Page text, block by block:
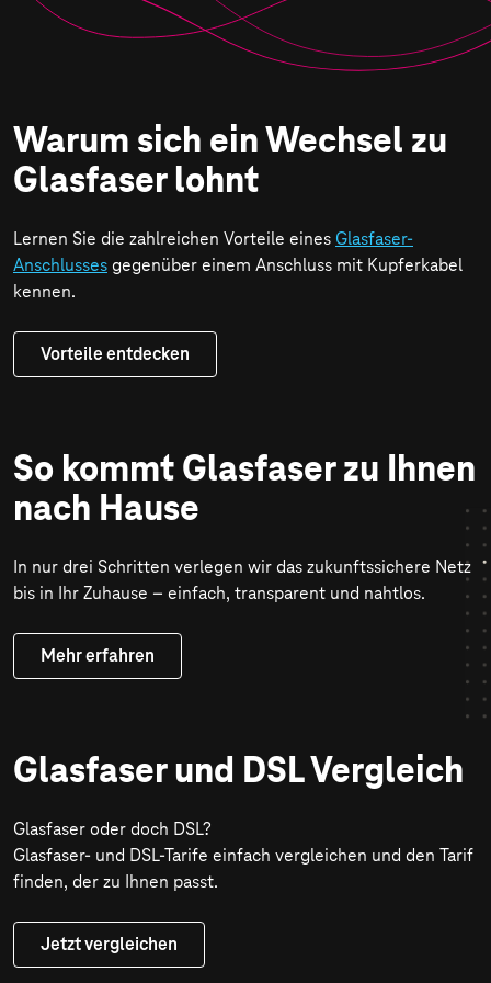
Warum sich ein Wechsel zu
Glasfaser lohnt
Lernen Sie die zahlreichen Vorteile eines Glasfaser-
Anschlusses gegenüber einem Anschluss mit Kupferkabel
kennen.
Vorteile entdecken
So kommt Glas­faser zu Ihnen
nach Hause
In nur drei Schritten verlegen wir das zukunftssichere Netz
bis in Ihr Zuhause – einfach, transparent und nahtlos.
Mehr erfahren
Glasfaser und DSL Vergleich
Glasfaser oder doch DSL?
Glasfaser- und DSL-Tarife einfach vergleichen und den Tarif
finden, der zu Ihnen passt.
Jetzt vergleichen